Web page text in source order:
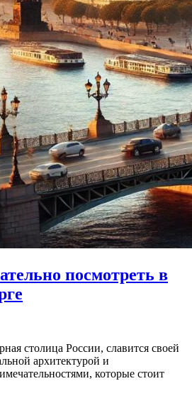
посмотреть в
столица России, славится своей
архитектурой и
которые стоит